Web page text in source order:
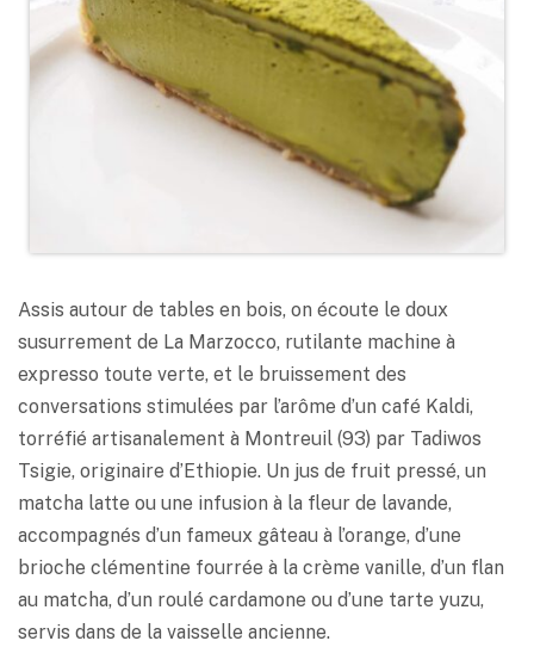
Assis autour de tables en bois, on écoute le doux
susurrement de La Marzocco, rutilante machine à
expresso toute verte, et le bruissement des
conversations stimulées par l’arôme d’un café Kaldi,
torréfié artisanalement à Montreuil (93) par Tadiwos
Tsigie, originaire d’Ethiopie. Un jus de fruit pressé, un
matcha latte ou une infusion à la fleur de lavande,
accompagnés d’un fameux gâteau à l’orange, d’une
brioche clémentine fourrée à la crème vanille, d’un flan
au matcha, d’un roulé cardamone ou d’une tarte yuzu,
servis dans de la vaisselle ancienne.